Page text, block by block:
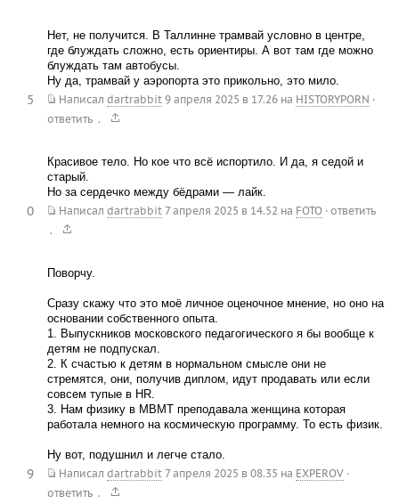
Нет, не получится. В Таллинне трамвай условно в центре,
где блуждать сложно, есть ориентиры. А вот там где можно
блуждать там автобусы.
Ну да, трамвай у аэропорта это прикольно, это мило.
Написал dartrabbit 9 апреля 2025 в 17.26на HISTORYPORN ·
ответить .
5
Красивое тело. Но кое что всё испортило. И да, я седой и
старый.
Но за сердечко между бёдрами — лайк.
Написал dartrabbit 7 апреля 2025 в 14.52 на FOTO · ответить
.
0
Поворчу.
Сразу скажу что это моё личное оценочное мнение, но оно на
основании собственного опыта.
1. Выпускников московского педагогического я бы вообще к
детям не подпускал.
2. К счастью к детям в нормальном смысле они не
стремятся, они, получив диплом, идут продавать или если
совсем тупые в HR.
3. Нам физику в МВМТ преподавала женщина которая
работала немного на космическую программу. То есть физик.
Ну вот, подушнил и легче стало.
Написал dartrabbit 7 апреля 2025 в 08.35 на EXPEROV ·
ответить .
9